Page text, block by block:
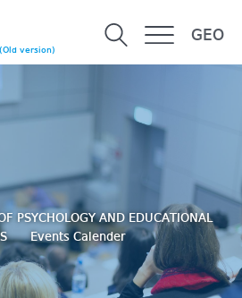
(Old version)
GEO
PSYCHOLOGY AND EDUCATIONAL
Events Calender